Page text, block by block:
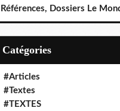
Références, Dossiers Le
Catégories
#Articles
#Textes
#TEXTES